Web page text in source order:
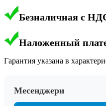
Безналичная с
Наложенный
Гарантия указана в
Месенджери